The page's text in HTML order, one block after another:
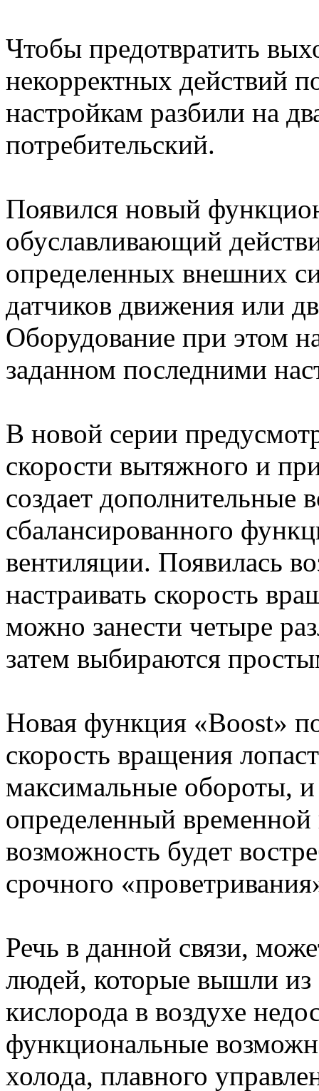
Чтобы предотвратить
некорректных действий
настройкам разбили на
потребительский.
Появился новый
обуславливающий
определенных внешних
датчиков движения или
Оборудование при этом
заданном последними
В новой серии
скорости вытяжного и
создает дополнительные
сбалансированного
вентиляции. Появилась
настраивать скорость
можно занести четыре
затем выбираются
Новая функция «Boost»
скорость вращения
максимальные обороты, и
определенный
возможность будет
срочного
Речь в данной связи,
людей, которые вышли из
кислорода в воздухе
функциональные
холода, плавного